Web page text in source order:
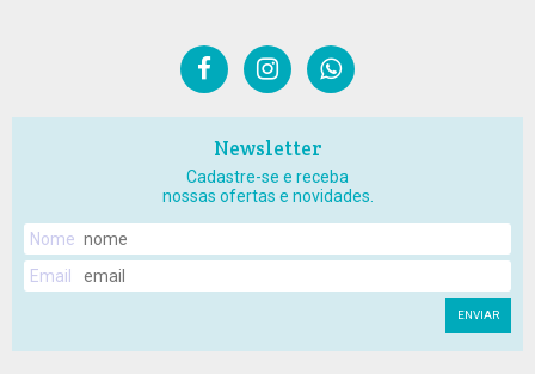
Newsletter
Cadastre-se e receba
nossas ofertas e novidades.
Nome
Email
ENVIAR